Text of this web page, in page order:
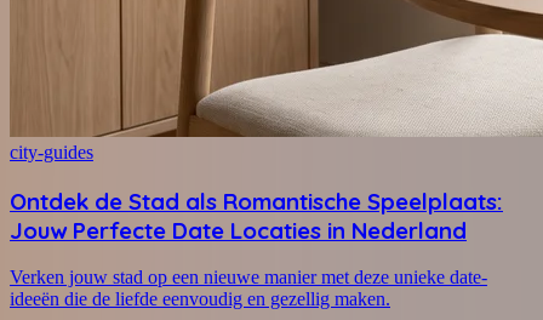
city-guides
Ontdek de Stad als Romantische Speelplaats:
Jouw Perfecte Date Locaties in Nederland
Verken jouw stad op een nieuwe manier met deze unieke date-
ideeën die de liefde eenvoudig en gezellig maken.